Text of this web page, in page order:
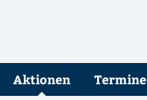
Aktionen Termine